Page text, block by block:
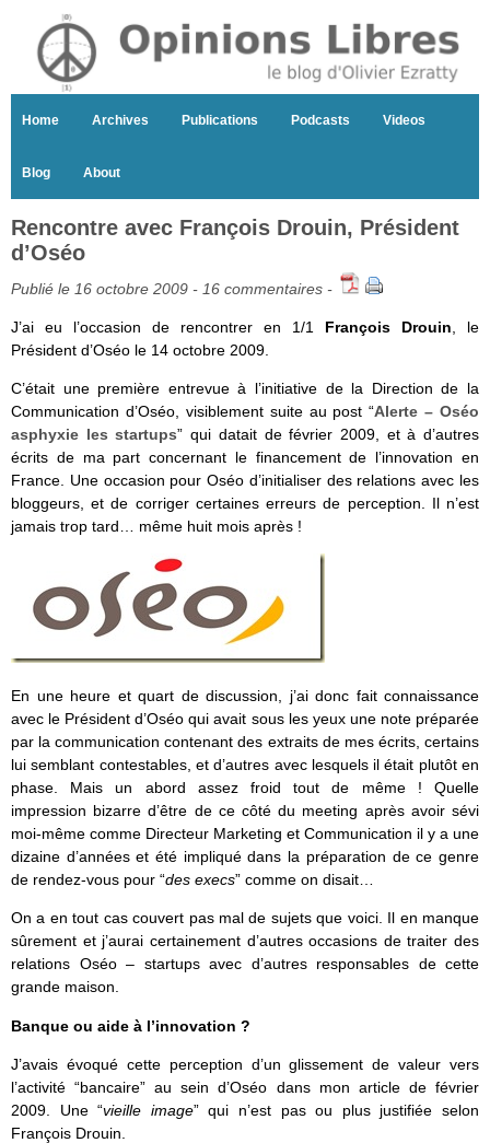
Home Archives Publications Podcasts Videos
Blog About
Rencontre avec François Drouin, Président
d’Oséo
Publié le 16 octobre 2009 - 16 commentaires -
J’ai eu l’occasion de rencontrer en 1/1 François Drouin , le
Président d’Oséo le 14 octobre 2009.
C’était une première entrevue à l’initiative de la Direction de la
Communication d’Oséo, visiblement suite au post “Alerte – Oséo
asphyxie les startups” qui datait de février 2009, et à d’autres
écrits de ma part concernant le financement de l’innovation en
France. Une occasion pour Oséo d’initialiser des relations avec les
bloggeurs, et de corriger certaines erreurs de perception. Il n’est
jamais trop tard… même huit mois après !
En une heure et quart de discussion, j’ai donc fait connaissance
avec le Président d’Oséo qui avait sous les yeux une note préparée
par la communication contenant des extraits de mes écrits, certains
lui semblant contestables, et d’autres avec lesquels il était plutôt en
phase. Mais un abord assez froid tout de même ! Quelle
impression bizarre d’être de ce côté du meeting après avoir sévi
moi-même comme Directeur Marketing et Communication il y a une
dizaine d’années et été impliqué dans la préparation de ce genre
de rendez-vous pour “des execs” comme on disait…
On a en tout cas couvert pas mal de sujets que voici. Il en manque
sûrement et j’aurai certainement d’autres occasions de traiter des
relations Oséo – startups avec d’autres responsables de cette
grande maison.
Banque ou aide à l’innovation ?
J’avais évoqué cette perception d’un glissement de valeur vers
l’activité “bancaire” au sein d’Oséo dans mon article de février
2009. Une “vieille image” qui n’est pas ou plus justifiée selon
François Drouin.